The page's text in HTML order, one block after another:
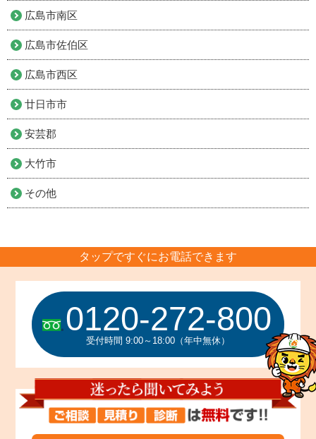
広島市南区
広島市佐伯区
広島市西区
廿日市市
安芸郡
大竹市
その他
タップですぐにお電話できます
0120-272-800
受付時間 9:00～18:00（年中無休）